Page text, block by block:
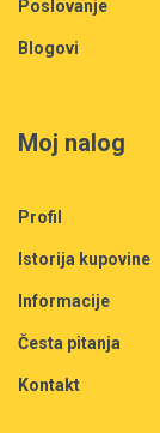
Poslovanje
Blogovi
Moj nalog
Profil
Istorija kupovine
Informacije
Česta pitanja
Kontakt